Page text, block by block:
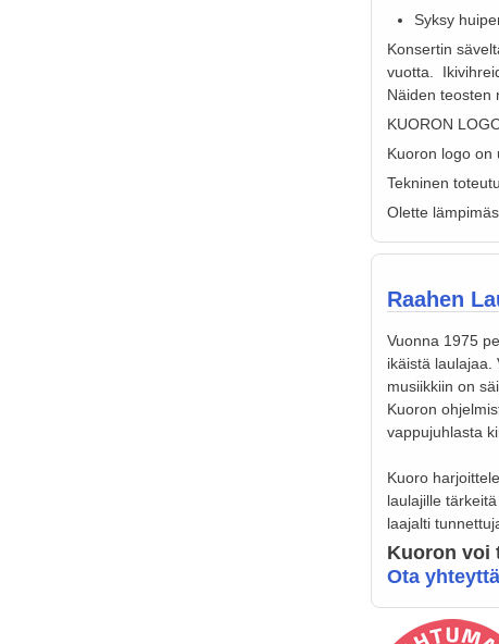
Syksy
Konsertin
vuotta.
Näiden teosten
KUORON
Kuoron logo on
Tekninen
Olette
Raahen
Vuonna 1975
ikäistä laulajaa.
musiikkiin on
Kuoron
vappujuhlasta
Kuoro
laulajille
laajalti
Kuoron voi
Ota yhteyttä